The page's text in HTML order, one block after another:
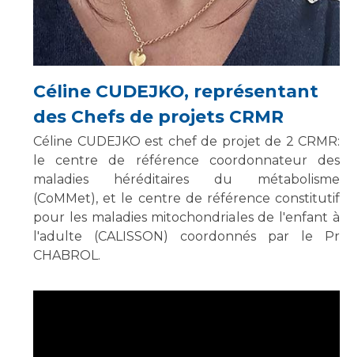
Céline CUDEJKO, représentant
des Chefs de projets CRMR
Céline CUDEJKO est chef de projet de 2 CRMR:
le centre de référence coordonnateur des
maladies héréditaires du métabolisme
(CoMMet), et le centre de référence constitutif
pour les maladies mitochondriales de l'enfant à
l'adulte (CALISSON) coordonnés par le Pr
CHABROL.